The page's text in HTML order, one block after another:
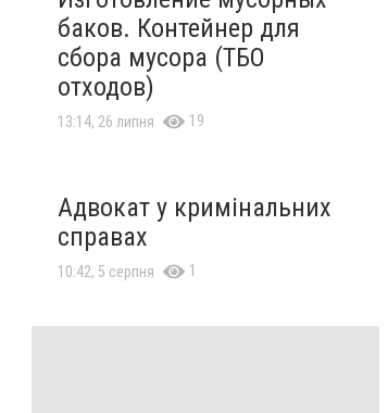
баков. Контейнер для
сбора мусора (ТБО
отходов)
13:14, 26 липня 19
Адвокат у кримінальних
справах
10:42, 5 серпня 1